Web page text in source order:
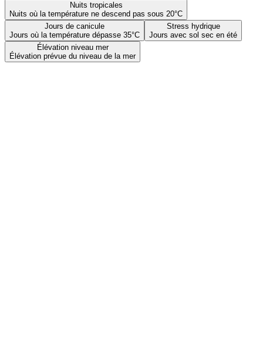
Nuits tropicales
Nuits où la température ne descend pas sous 20°C
Jours de canicule
Jours où la température dépasse 35°C
Stress hydrique
Jours avec sol sec en été
Élévation niveau mer
Élévation prévue du niveau de la mer